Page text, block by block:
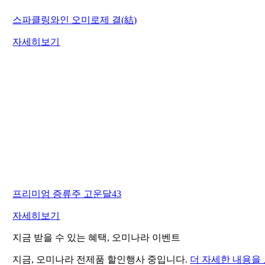
스파클링와인 오미로제 결(結)
자세히보기
프리미엄 증류주 고운달43
자세히보기
지금 받을 수 있는 혜택, 오미나라 이벤트
지금, 오미나라 전제품 할인행사 중입니다. 더 자세한 내용